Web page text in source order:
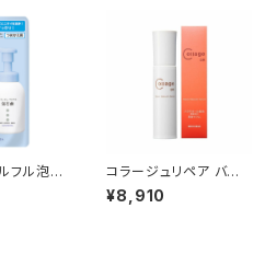
フル泡石
かえ
コラージュリペア バク
チセラムDR
¥8,910